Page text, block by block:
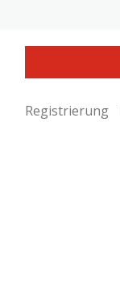
Registrierung